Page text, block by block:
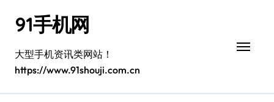
91手机网
大型手机资讯类网站！
https://www.91shouji.com.cn